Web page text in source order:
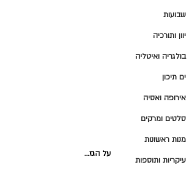
שבועות
יוון ותורכיה
בולגריה ואיטליה
ים תיכון
אירופה ואסיה
סלטים ומרקים
מנות ראשונות
עיקריות ותוספות
על הגז...